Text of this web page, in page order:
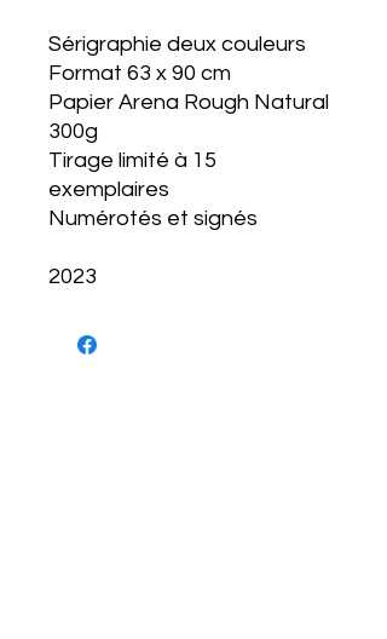
Sérigraphie deux couleurs
Format 63 x 90 cm
Papier Arena Rough Natural
300g
Tirage limité à 15
exemplaires
Numérotés et signés
2023